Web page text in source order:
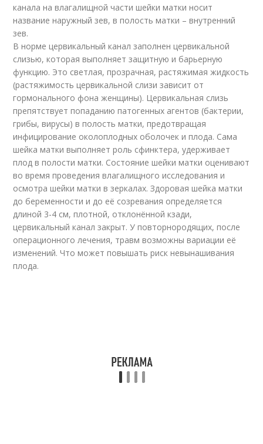
канала на влагалищной части шейки матки носит
название наружный зев, в полость матки – внутренний
зев.
В норме цервикальный канал заполнен цервикальной
слизью, которая выполняет защитную и барьерную
функцию. Это светлая, прозрачная, растяжимая жидкость
(растяжимость цервикальной слизи зависит от
гормонального фона женщины). Цервикальная слизь
препятствует попаданию патогенных агентов (бактерии,
грибы, вирусы) в полость матки, предотвращая
инфицирование околоплодных оболочек и плода. Сама
шейка матки выполняет роль сфинктера, удерживает
плод в полости матки. Состояние шейки матки оценивают
во время проведения влагалищного исследования и
осмотра шейки матки в зеркалах. Здоровая шейка матки
до беременности и до её созревания определяется
длиной 3-4 см, плотной, отклонённой кзади,
цервикальный канал закрыт. У повторнородящих, после
операционного лечения, травм возможны вариации её
изменений. Что может повышать риск невынашивания
плода.